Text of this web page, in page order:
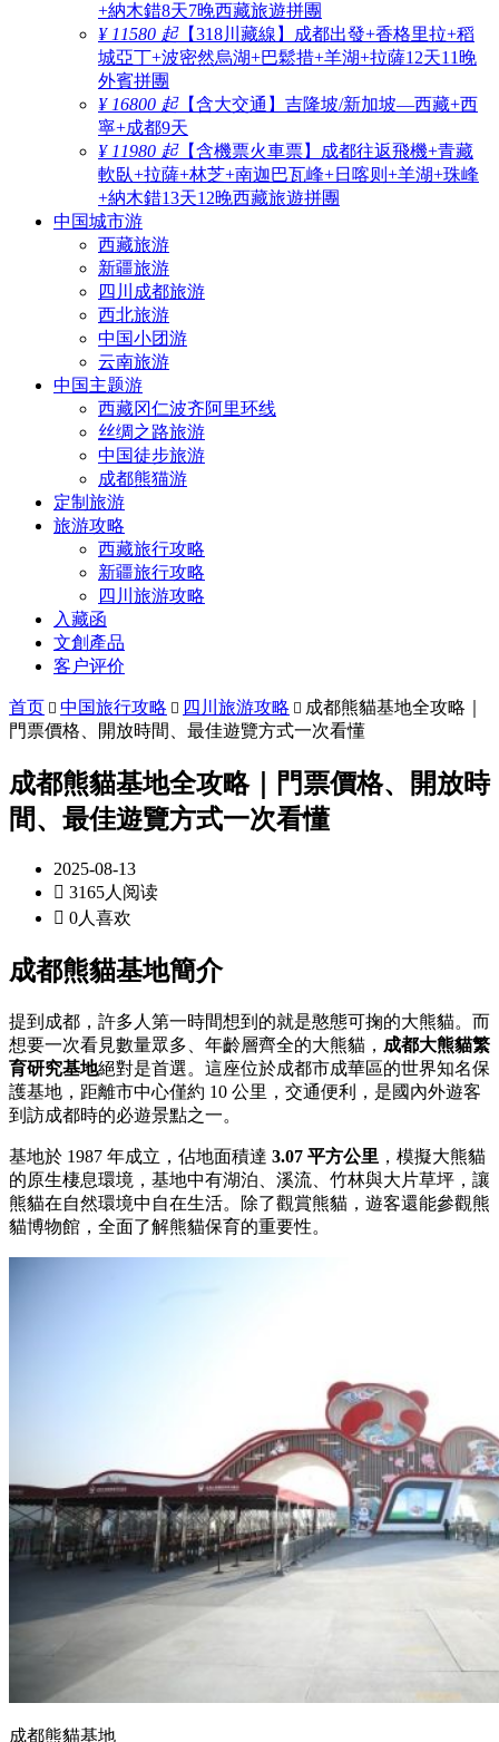
+納木錯8天7晚西藏旅遊拼團
¥ 11580 起【318川藏線】成都出發+香格里拉+稻
城亞丁+波密然烏湖+巴鬆措+羊湖+拉薩12天11晚
外賓拼團
¥ 16800 起【含大交通】吉隆坡/新加坡—西藏+西
寧+成都9天
¥ 11980 起【含機票火車票】成都往返飛機+青藏
軟臥+拉薩+林芝+南迦巴瓦峰+日喀则+羊湖+珠峰
+納木錯13天12晚西藏旅遊拼團
中国城市游
西藏旅游
新疆旅游
四川成都旅游
西北旅游
中国小团游
云南旅游
中国主题游
西藏冈仁波齐阿里环线
丝绸之路旅游
中国徒步旅游
成都熊猫游
定制旅游
旅游攻略
西藏旅行攻略
新疆旅行攻略
四川旅游攻略
入藏函
文創產品
客户评价
首页  中国旅行攻略  四川旅游攻略  成都熊貓基地全攻略｜
門票價格、開放時間、最佳遊覽方式一次看懂
成都熊貓基地全攻略｜門票價格、開放時
間、最佳遊覽方式一次看懂
2025-08-13
 3165人阅读
 0人喜欢
成都熊貓基地簡介
提到成都，許多人第一時間想到的就是憨態可掬的大熊貓。而
想要一次看見數量眾多、年齡層齊全的大熊貓， 成都大熊貓繁
育研究基地絕對是首選。這座位於成都市成華區的世界知名保
護基地，距離市中心僅約 10 公里，交通便利，是國內外遊客
到訪成都時的必遊景點之一。
基地於 1987 年成立，佔地面積達 3.07 平方公里 ，模擬大熊貓
的原生棲息環境，基地中有湖泊、溪流、竹林與大片草坪，讓
熊貓在自然環境中自在生活。除了觀賞熊貓，遊客還能參觀熊
貓博物館，全面了解熊貓保育的重要性。
成都熊貓基地